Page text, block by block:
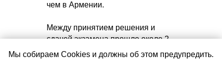
чем в Армении.
Между принятием решения и
сдачей экзамена прошло около 2
недель, так что готовилась я не
Мы собираем Cookies и должны об этом предупредить.